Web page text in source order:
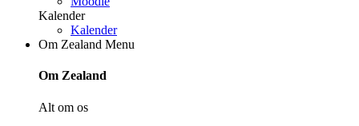
Kalender
Kalender
Om Zealand Menu
Om Zealand
Alt om os